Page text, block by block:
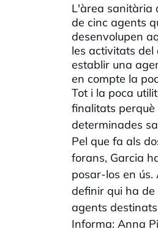
L'àrea sanitària
de cinc agents
desenvolupen
les activitats del
establir una
en compte la
Tot i la poca
finalitats
determinades
Pel que fa als
forans, Garcia
posar-los en
definir qui ha de
agents
Informa: Anna